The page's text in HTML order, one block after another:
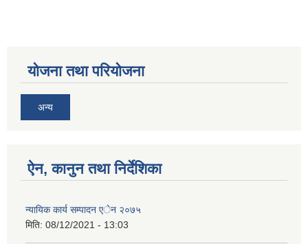
योजना तथा परियोजना
अन्य
ऐन, कानुन तथा निर्देशिका
न्यायिक कार्य सम्पादन एेन २०७५
मिति: 08/12/2021 - 13:03